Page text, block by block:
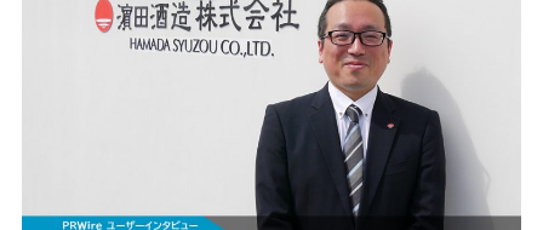
サービスのご相談
PR成功のヒント